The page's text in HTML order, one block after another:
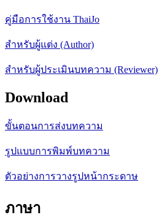
คู่มือการใช้งาน ThaiJo
สำหรับผู้แต่ง (Author)
สำหรับผู้ประเมินบทความ (Reviewer)
Download
ขั้นตอนการส่งบทความ
รูปแบบการพิมพ์บทความ
ตัวอย่างการวางรูปหน้ากระดาษ
ภาษา